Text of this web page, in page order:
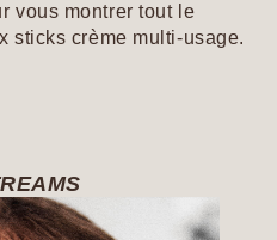
vous montrer tout le
sticks crème multi-usage.